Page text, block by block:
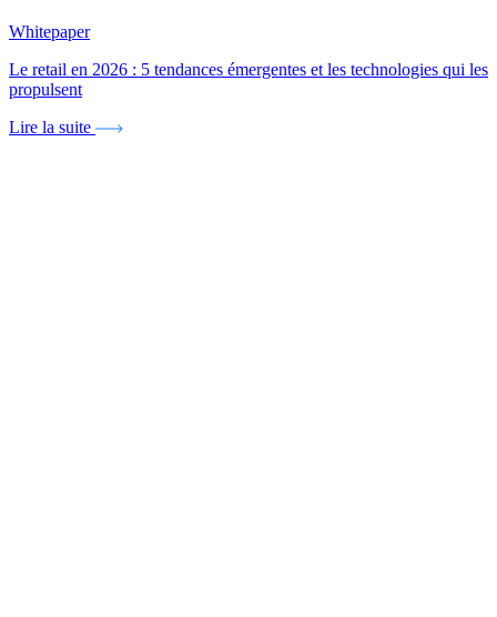
Whitepaper
Le retail en 2026 : 5 tendances émergentes et les technologies qui les
propulsent
Lire la suite